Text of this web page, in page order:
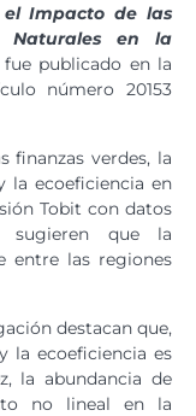
el Impacto de las
Naturales en la
publicado en la
número 20153
finanzas verdes, la
la ecoeficiencia en
Tobit con datos
sugieren que la
entre las regiones
destacan que,
la ecoeficiencia es
la abundancia de
no lineal en la